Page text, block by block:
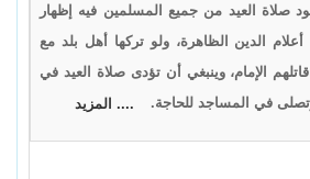
صلاة العيد من جميع المسلمين فيه إظهار
أعلام الدين الظاهرة، ولو تركها أهل بلد مع
الإمام، وينبغي أن تؤدى صلاة العيد في
في المساجد للحاجة.
.... المزيد